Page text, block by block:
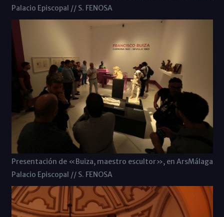
Palacio Episcopal // S. FENOSA
Presentación de «Buiza, maestro escultor», en ArsMálaga
Palacio Episcopal // S. FENOSA